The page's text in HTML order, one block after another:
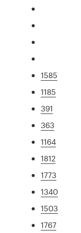
1585
1185
391
363
1164
1812
1773
1340
1503
1767